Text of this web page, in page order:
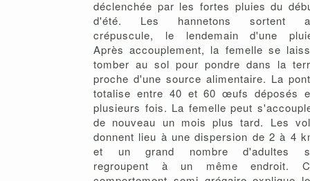
déclenchée par les fortes pluies du
d'été. Les hannetons sortent
crépuscule, le lendemain d'une
Après accouplement, la femelle se
tomber au sol pour pondre dans la
proche d'une source alimentaire. La
totalise entre 40 et 60 œufs déposés
plusieurs fois. La femelle peut
de nouveau un mois plus tard. Les
donnent lieu à une dispersion de 2 à 4
et un grand nombre d'adultes
regroupent à un même endroit.